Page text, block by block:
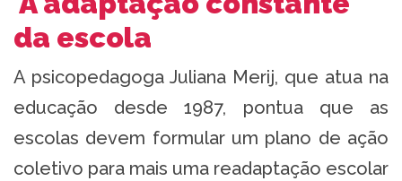
da escola
A psicopedagoga Juliana Merij, que atua na
educação desde 1987, pontua que as
escolas devem formular um plano de ação
coletivo para mais uma readaptação escolar